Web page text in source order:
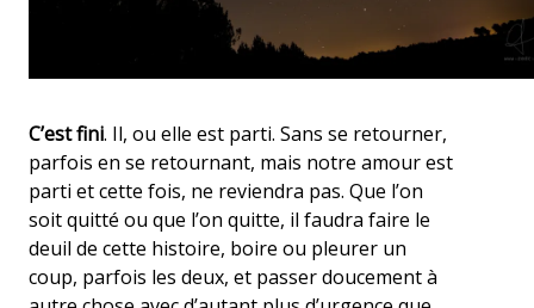
C’est fini. Il, ou elle est parti. Sans se retourner,
parfois en se retournant, mais notre amour est
parti et cette fois, ne reviendra pas. Que l’on
soit quitté ou que l’on quitte, il faudra faire le
deuil de cette histoire, boire ou pleurer un
coup, parfois les deux, et passer doucement à